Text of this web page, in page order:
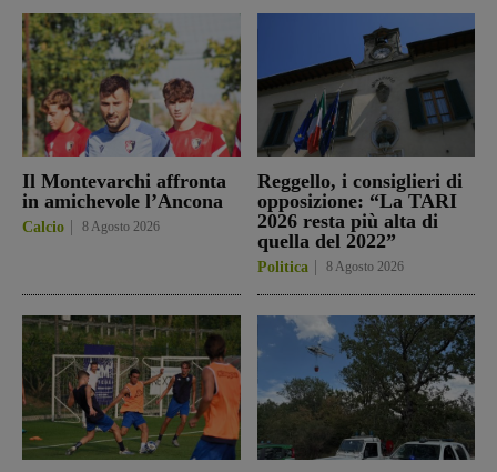
Il Montevarchi affronta
in amichevole l’Ancona
Calcio 8 Agosto 2026
Reggello, i consiglieri di
opposizione: “La TARI
2026 resta più alta di
quella del 2022”
Politica 8 Agosto 2026